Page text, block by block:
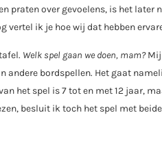
praten over gevoelens, is het later
vertel ik je hoe wij dat hebben
Welk spel gaan we doen, mam?
andere bordspellen. Het gaat
het spel is 7 tot en met 12 jaar,
besluit ik toch het spel met